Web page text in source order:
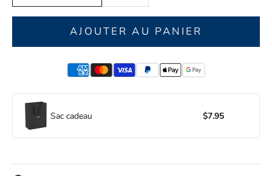
AJOUTER AU PANIER
Sac cadeau $7.95